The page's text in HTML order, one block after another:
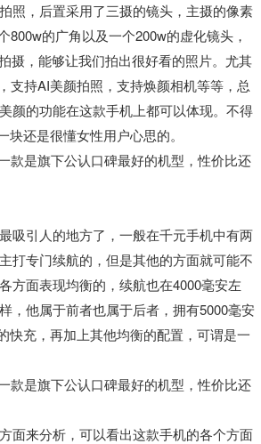
照，后置采用了三摄的镜头，主摄的像素
800w的广角以及一个200w的虚化镜头，
摄，能够让我们拍出很好看的照片。尤其
支持AI美颜拍照，支持焕颜相机等等，总
颜的功能在这款手机上都可以体现。不得
还是很懂女性用户心思的。
吸引人的地方了，一般在千元手机中有两
打专门续航的，但是其他的方面就可能不
方面表现均衡的，续航也在4000毫安左
，他属于前者也属于后者，拥有5000毫安
快充，再加上其他均衡的配置，可谓是一
面来分析，可以看出这款手机的各个方面